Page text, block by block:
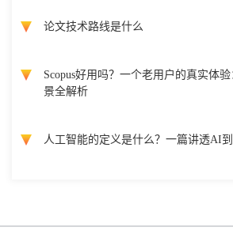
论文技术路线是什么
Scopus好用吗？一个老用户的真实体
景全解析
人工智能的定义是什么？一篇讲透AI